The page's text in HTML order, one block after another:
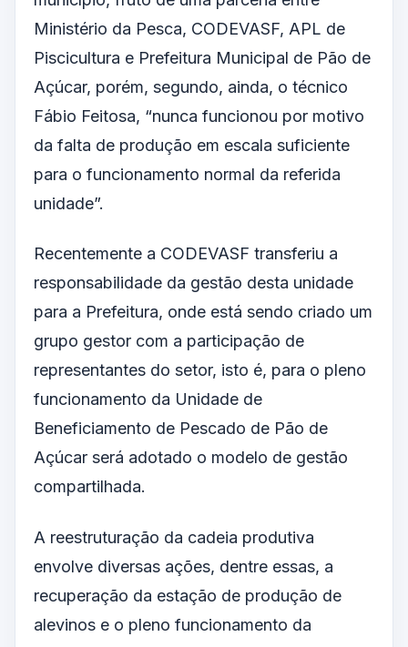
Ministério da Pesca, CODEVASF, APL de
Piscicultura e Prefeitura Municipal de Pão de
Açúcar, porém, segundo, ainda, o técnico
Fábio Feitosa, “nunca funcionou por motivo
da falta de produção em escala suficiente
para o funcionamento normal da referida
unidade”.
Recentemente a CODEVASF transferiu a
responsabilidade da gestão desta unidade
para a Prefeitura, onde está sendo criado um
grupo gestor com a participação de
representantes do setor, isto é, para o pleno
funcionamento da Unidade de
Beneficiamento de Pescado de Pão de
Açúcar será adotado o modelo de gestão
compartilhada.
A reestruturação da cadeia produtiva
envolve diversas ações, dentre essas, a
recuperação da estação de produção de
alevinos e o pleno funcionamento da